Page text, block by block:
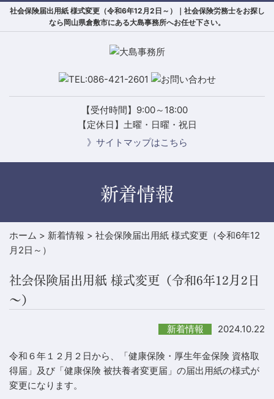
社会保険届出用紙 様式変更（令和6年12月2日～）｜社会保険労務士をお探し
なら岡山県倉敷市にある大島事務所へお任せ下さい。
【受付時間】9:00～18:00
【定休日】土曜・日曜・祝日
》サイトマップはこちら
新着情報
ホーム > 新着情報 > 社会保険届出用紙 様式変更（令和6年12
月2日～）
社会保険届出用紙 様式変更（令和6年12月2日
～）
新着情報 2024.10.22
令和６年１２月２日から、「健康保険・厚生年金保険 資格取
得届」及び「健康保険 被扶養者変更届」の届出用紙の様式が
変更になります。